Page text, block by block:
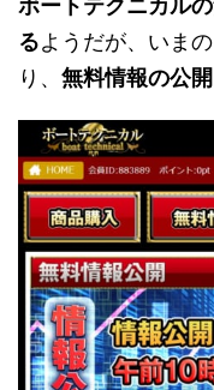
ボートテクニカル
るようだが、いま
り、 無料情報の公